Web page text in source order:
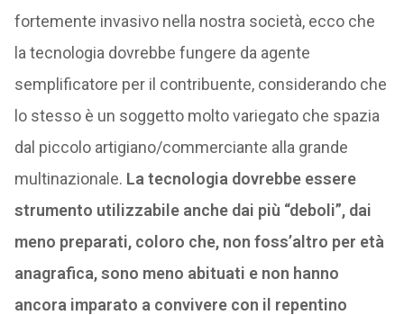
fortemente invasivo nella nostra società, ecco che
la tecnologia dovrebbe fungere da agente
semplificatore per il contribuente, considerando che
lo stesso è un soggetto molto variegato che spazia
dal piccolo artigiano/commerciante alla grande
multinazionale. La tecnologia dovrebbe essere
strumento utilizzabile anche dai più “deboli”, dai
meno preparati, coloro che, non foss’altro per età
anagrafica, sono meno abituati e non hanno
ancora imparato a convivere con il repentino